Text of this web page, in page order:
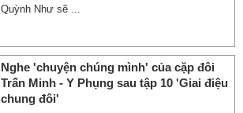
Quỳnh Như sẽ ...
Nghe 'chuyện chúng mình' của cặp đôi
Trấn Minh - Y Phụng sau tập 10 'Giai điệu
chung đôi'